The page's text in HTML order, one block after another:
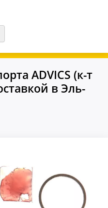
удобнее
ADVICS (к-т
в Эль-